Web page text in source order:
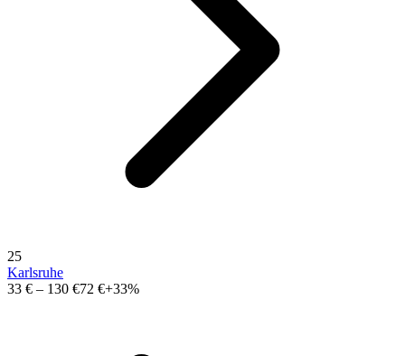
25
Karlsruhe
33 € – 130 €72 €+33%